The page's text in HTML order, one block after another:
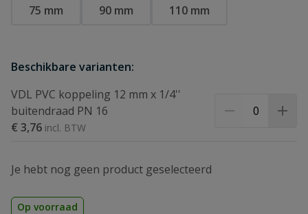
75 mm
90 mm 110 mm
Beschikbare varianten:
VDL PVC koppeling 12 mm x 1/4''
buitendraad PN 16
€ 3,76
Je hebt nog geen product geselecteerd
Op voorraad